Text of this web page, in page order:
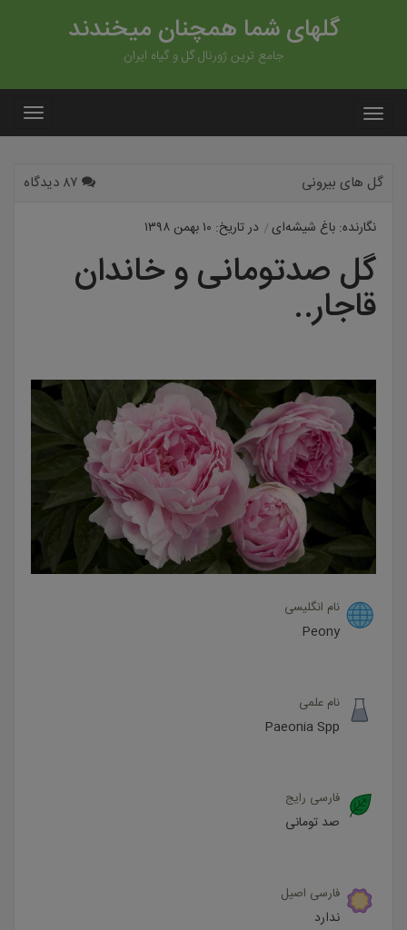
گلهای شما همچنان میخندند
جامع ترین ژورنال گل و گیاه ایران
گل های بیرونی
نگارنده: باغ شیشه‌ای در تاریخ: ۱۰ بهمن ۱۳۹۸
گل صدتومانی و خاندان
قاجار..
نام انگلیسی
Peony
نام علمی
Paeonia Spp
فارسی رایج
صد تومانی
فارسی اصیل
ندارد